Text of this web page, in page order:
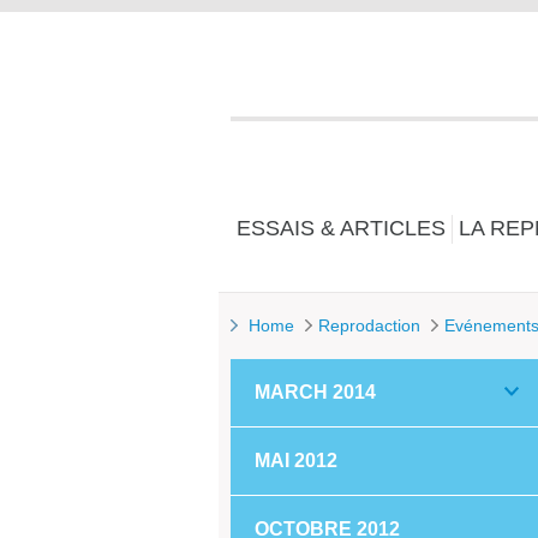
ESSAIS & ARTICLES LA
Home Reprodaction Evénements
MARCH 2014
MAI 2012
OCTOBRE 2012